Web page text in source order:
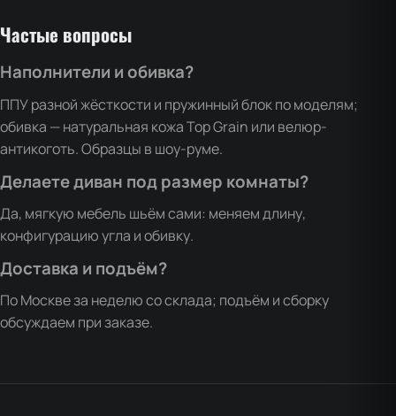
Частые вопросы
Наполнители и обивка?
ППУ разной жёсткости и пружинный блок по моделям;
обивка — натуральная кожа Top Grain или велюр-
антикоготь. Образцы в шоу-руме.
Делаете диван под размер комнаты?
Да, мягкую мебель шьём сами: меняем длину,
конфигурацию угла и обивку.
Доставка и подъём?
По Москве за неделю со склада; подъём и сборку
обсуждаем при заказе.